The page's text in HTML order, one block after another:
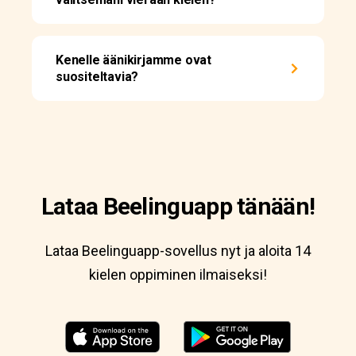
Kenelle äänikirjamme ovat
suositeltavia?
Lataa Beelinguapp tänään!
Lataa Beelinguapp-sovellus nyt ja aloita 14
kielen oppiminen ilmaiseksi!